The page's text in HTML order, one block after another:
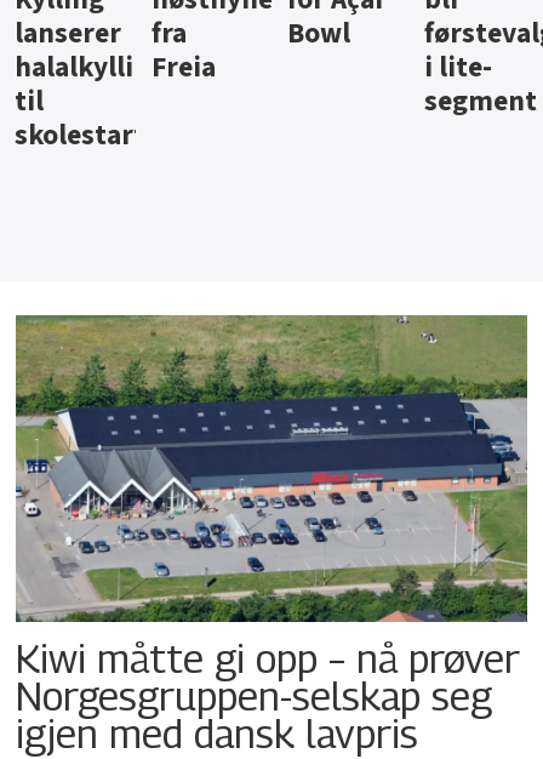
Bowl
førstevalg
i lite-
Berentsen
Hansa
Kiwi måtte gi opp – nå prøver
Norgesgruppen-selskap seg
igjen med dansk lavpris